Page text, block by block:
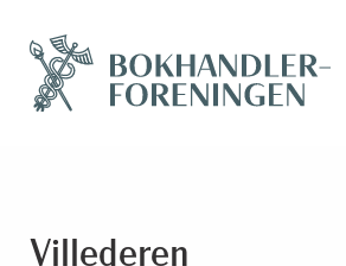
Villederen